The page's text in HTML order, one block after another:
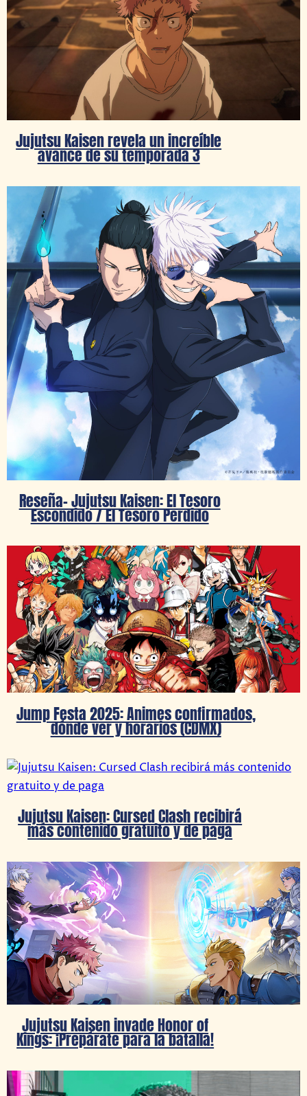
Jujutsu Kaisen revela un increíble
avance de su temporada 3
Reseña- Jujutsu Kaisen: El Tesoro
Escondido / El Tesoro Perdido
Jump Festa 2025: Animes confirmados,
dónde ver y horarios (CDMX)
Jujutsu Kaisen: Cursed Clash recibirá
más contenido gratuito y de paga
Jujutsu Kaisen invade Honor of
Kings: ¡Prepárate para la batalla!